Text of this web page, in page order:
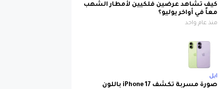
كيف تشاهد عرضين فلكيين لأمطار الشهب
معاً في أواخر يوليو؟
منذ عام واحد
ابل
صورة مسربة تكشف iPhone 17 باللون